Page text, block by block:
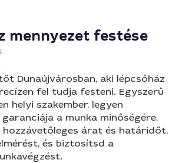
mennyezet festése
Dunaújvárosban, aki lépcsőház
fel tudja festeni. Egyszerű
helyi szakember, legyen
a munka minőségére,
hozzávetőleges árat és határidőt,
és biztosítsd a